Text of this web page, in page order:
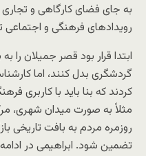
به جای فضای کارگاهی و
رویدادهای فرهنگی و
ابتدا قرار بود قصر جمیلان را
گردشگری بدل کنند، اما
کردند که بنا باید با کاربری
مثلاً به صورت میدان شهری،
روزمره مردم به بافت
تضمین شود. ابراهیمی در